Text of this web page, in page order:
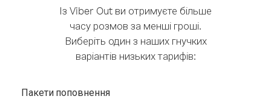
Із Viber Out ви отримуєте більше
часу розмов за менші гроші.
Виберіть один з наших гнучких
варіантів низьких тарифів:
Пакети поповнення